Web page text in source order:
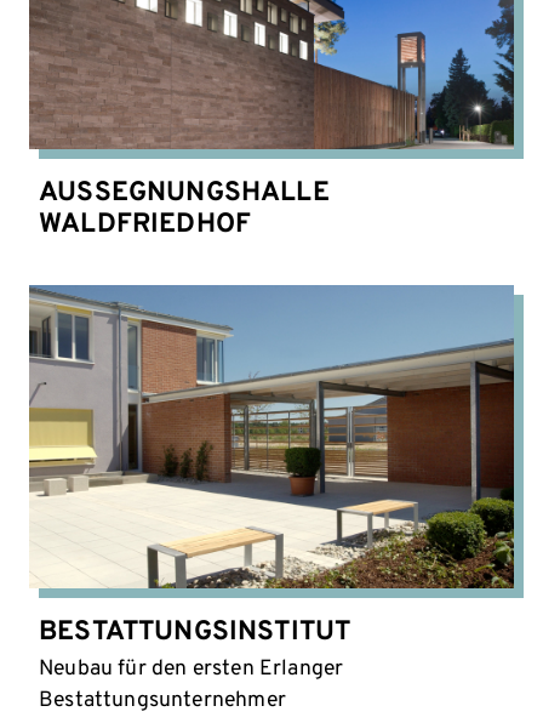
AUSSEGNUNGSHALLE
WALDFRIEDHOF
BESTATTUNGSINSTITUT
Neubau für den ersten Erlanger
Bestattungsunternehmer